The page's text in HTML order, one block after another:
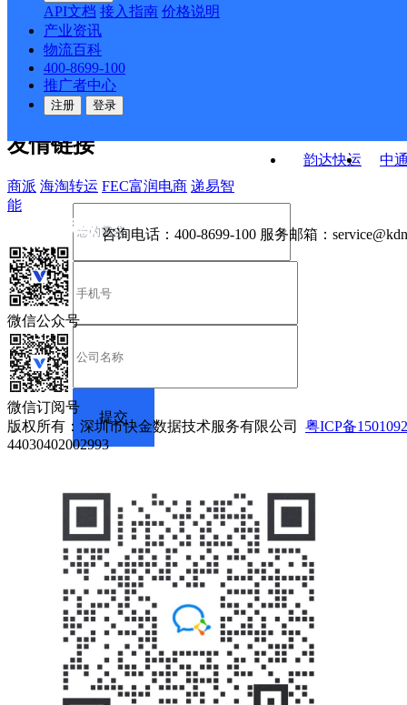
API文档 接入指南 价格说明
产业资讯
物流百科
400-8699-100
推广者中心
注册 登录
韵达快运
中
关于我们
公司介绍 企业动态
合作伙伴 快递鸟接口服务协议
户隐私政策
友情链接
商派 海淘转运 FEC富润电商 递易智
能
咨询电话： 400-8699-100 服务邮箱：
微信公众号
微信订阅号
版权所有：深圳市快金数据技术服务有限公司 粤ICP备
44030402002993